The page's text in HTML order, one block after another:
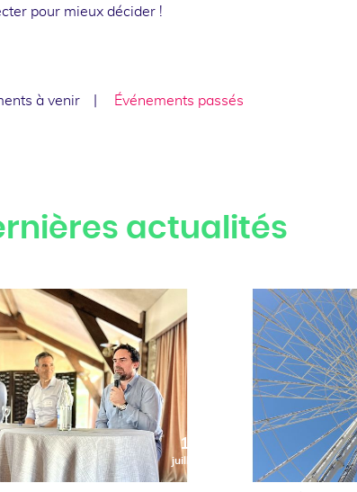
pour mieux décider !
à venir Événements passés
actualités
10
juillet